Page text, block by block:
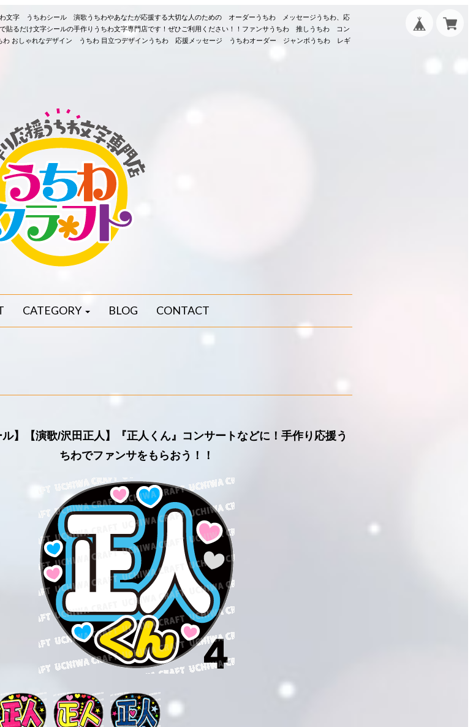
字 うちわシール 演歌うちわやあなたが応援する大切な人のための オーダーうちわ メッセージうちわ、応
るだけ文字シールの手作りうちわ文字専門店です！ぜひご利用ください！！ファンサうちわ 推しうちわ コン
おしゃれなデザイン うちわ 目立つデザインうちわ 応援メッセージ うちわオーダー ジャンボうちわ レギ
CATEGORY BLOG CONTACT
ル】【演歌/沢田正人】『正人くん』コンサートなどに！手作り応援う
ちわでファンサをもらおう！！